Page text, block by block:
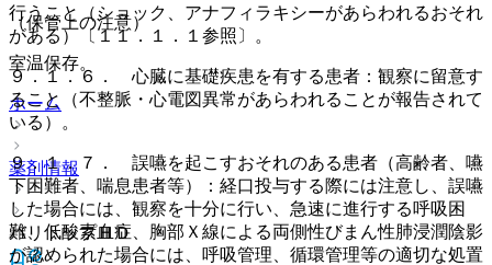
（保管上の注意）
室温保存。
ホーム
薬剤情報
バリトップＨＤ
行うこと（ショック、アナフィラキシーがあらわれるおそれ
がある）〔１１．１．１参照〕。
９．１．６． 心臓に基礎疾患を有する患者：観察に留意す
ること（不整脈・心電図異常があらわれることが報告されて
いる）。
９．１．７． 誤嚥を起こすおそれのある患者（高齢者、嚥
下困難者、喘息患者等）：経口投与する際には注意し、誤嚥
した場合には、観察を十分に行い、急速に進行する呼吸困
難、低酸素血症、胸部Ｘ線による両側性びまん性肺浸潤陰影
が認められた場合には、呼吸管理、循環管理等の適切な処置